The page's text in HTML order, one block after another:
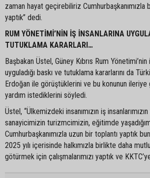
zaman hayat geçirebiliriz Cumhurbaşkanımızla
yaptık” dedi.
RUM YÖNETİMİ’NİN İŞ İNSANLARINA
TUTUKLAMA KARARLARI…
Başbakan Üstel, Güney Kıbrıs Rum Yönetimi’nin
uyguladığı baskı ve tutuklama kararlarını da
Erdoğan ile görüştüklerini ve bu konunun
yardım istediklerini söyledi.
Üstel, “Ülkemizdeki insanımızın iş
sanayicimizin turizmcimizin, eğitimde
Cumhurbaşkanımızla uzun bir toplantı yaptık
2025 yılı içerisinde halkımızla birlikte daha
götürmek için çalışmalarımızı yaptık ve